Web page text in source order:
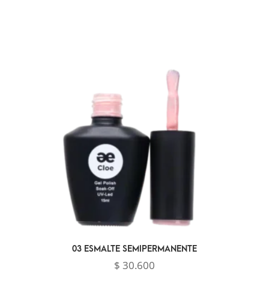
$ 30.600
03 ESMALTE SEMIPERMANENTE
$ 30.600